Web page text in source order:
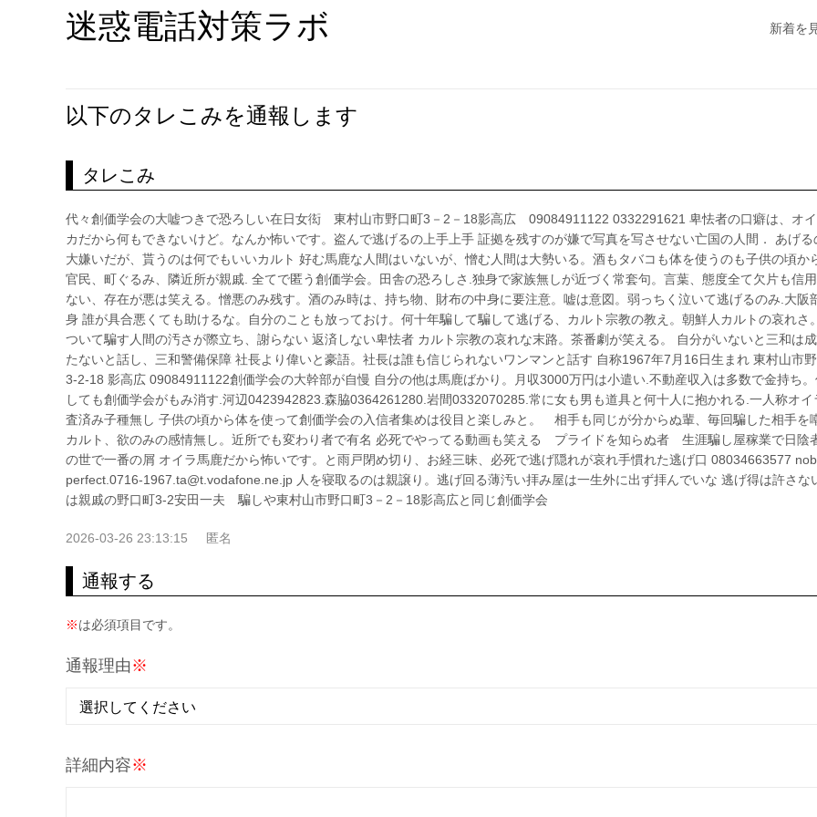
迷惑電話対策ラボ 新着を
以下のタレこみを通報します
タレこみ
代々創価学会の大嘘つきで恐ろしい在日女衒 東村山市野口町3－2－18影高広 09084911122 0332291621 卑怯者の口癖は、オ
カだから何もできないけど。なんか怖いです。盗んで逃げるの上手上手 証拠を残すのが嫌で写真を写させない亡国の人間． あげる
大嫌いだが、貰うのは何でもいいカルト 好む馬鹿な人間はいないが、憎む人間は大勢いる。酒もタバコも体を使うのも子供の頃か
官民、町ぐるみ、隣近所が親戚. 全てで匿う創価学会。田舎の恐ろしさ.独身で家族無しが近づく常套句。言葉、態度全て欠片も信用
ない、存在が悪は笑える。憎悪のみ残す。酒のみ時は、持ち物、財布の中身に要注意。嘘は意図。弱っちく泣いて逃げるのみ.大阪
身 誰が具合悪くても助けるな。自分のことも放っておけ。何十年騙して騙して逃げる、カルト宗教の教え。朝鮮人カルトの哀れさ
ついて騙す人間の汚さが際立ち、謝らない 返済しない卑怯者 カルト宗教の哀れな末路。茶番劇が笑える。 自分がいないと三和は
たないと話し、三和警備保障 社長より偉いと豪語。社長は誰も信じられないワンマンと話す 自称1967年7月16日生まれ 東村山市
3-2-18 影高広 09084911122創価学会の大幹部が自慢 自分の他は馬鹿ばかり。月収3000万円は小遣い.不動産収入は多数で金持ち。
しても創価学会がもみ消す.河辺0423942823.森脇0364261280.岩間0332070285.常に女も男も道具と何十人に抱かれる.一人称オイ
査済み子種無し 子供の頃から体を使って創価学会の入信者集めは役目と楽しみと。 相手も同じが分からぬ輩、毎回騙した相手を
カルト、欲のみの感情無し。近所でも変わり者で有名 必死でやってる動画も笑える プライドを知らぬ者 生涯騙し屋稼業で日
の世で一番の屑 オイラ馬鹿だから怖いです。と雨戸閉め切り、お経三昧、必死で逃げ隠れが哀れ手慣れた逃げ口 08034663577
perfect.0716-1967.ta@t.vodafone.ne.jp 人を寝取るのは親譲り。逃げ回る薄汚い拝み屋は一生外に出ず拝んでいな 逃げ得は許さな
は親戚の野口町3-2安田一夫 騙しや東村山市野口町3－2－18影高広と同じ創価学会
2026-03-26 23:13:15 匿名
通報する
※は必須項目です。
通報理由※
詳細内容※